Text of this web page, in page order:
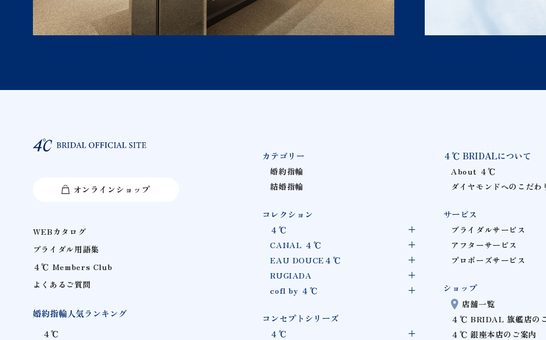
オンラインショップ
WEBカタログ
ブライダル用語集
４℃ Members Club
よくあるご質問
婚約指輪人気ランキング
４℃
カテゴリー
婚約指輪
結婚指輪
コレクション
４℃
CANAL ４℃
EAU DOUCE４℃
RUGIADA
cofl by ４℃
コンセプトシリーズ
４℃
４℃ BRIDALについて
About ４℃
ダイヤモンドへのこだわ
サービス
ブライダルサービス
アフターサービス
プロポーズサービス
ショップ
店舗一覧
４℃ BRIDAL 旗艦店の
４℃ 銀座本店のご案内